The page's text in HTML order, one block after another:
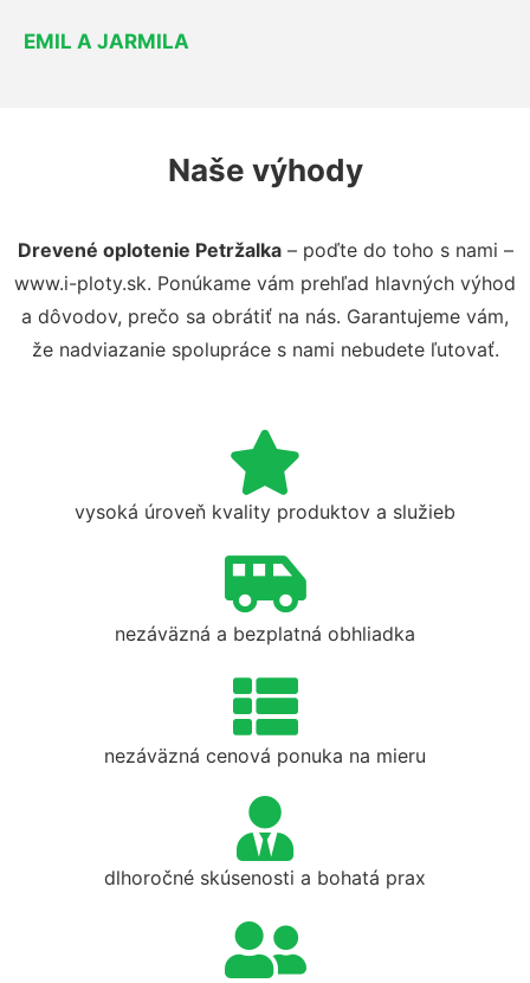
EMIL A JARMILA
Naše výhody
Drevené oplotenie Petržalka– poďte do toho s nami –
www.i-ploty.sk. Ponúkame vám prehľad hlavných výhod
a dôvodov, prečo sa obrátiť na nás. Garantujeme vám,
že nadviazanie spolupráce s nami nebudete ľutovať.
vysoká úroveň kvality produktov a služieb
nezáväzná a bezplatná obhliadka
nezáväzná cenová ponuka na mieru
dlhoročné skúsenosti a bohatá prax